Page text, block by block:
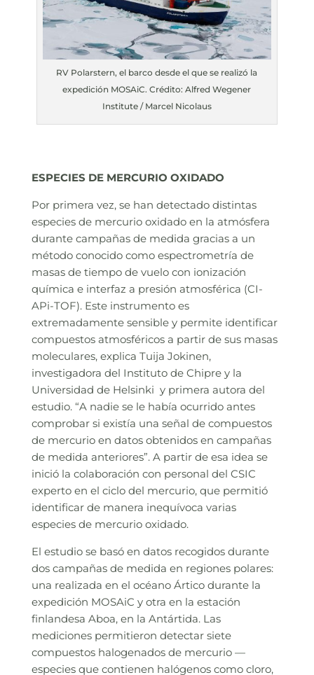
RV Polarstern, el barco desde el que se realizó la
expedición MOSAiC. Crédito: Alfred Wegener
Institute / Marcel Nicolaus
ESPECIES DE MERCURIO OXIDADO
Por primera vez, se han detectado distintas
especies de mercurio oxidado en la atmósfera
durante campañas de medida gracias a un
método conocido como espectrometría de
masas de tiempo de vuelo con ionización
química e interfaz a presión atmosférica (CI-
APi-TOF). Este instrumento es
extremadamente sensible y permite identificar
compuestos atmosféricos a partir de sus masas
moleculares, explica Tuija Jokinen,
investigadora del Instituto de Chipre y la
Universidad de Helsinki y primera autora del
estudio. “A nadie se le había ocurrido antes
comprobar si existía una señal de compuestos
de mercurio en datos obtenidos en campañas
de medida anteriores”. A partir de esa idea se
inició la colaboración con personal del CSIC
experto en el ciclo del mercurio, que permitió
identificar de manera inequívoca varias
especies de mercurio oxidado.
El estudio se basó en datos recogidos durante
dos campañas de medida en regiones polares:
una realizada en el océano Ártico durante la
expedición MOSAiC y otra en la estación
finlandesa Aboa, en la Antártida. Las
mediciones permitieron detectar siete
compuestos halogenados de mercurio —
especies que contienen halógenos como cloro,